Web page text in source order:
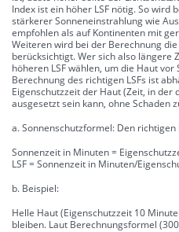
Index ist ein höher LSF nötig. So wird
stärkerer Sonneneinstrahlung wie
empfohlen als auf Kontinenten mit
Weiteren wird bei der Berechnung
berücksichtigt. Wer sich also längere
höheren LSF wählen, um die Haut
Berechnung des richtigen LSFs ist
Eigenschutzzeit der Haut (Zeit, in der
ausgesetzt sein kann, ohne Schaden
a. Sonnenschutzformel: Den
Sonnenzeit in Minuten =
LSF = Sonnenzeit in Minuten/
b. Beispiel:
Helle Haut (Eigenschutzzeit 10
bleiben. Laut Berechnungsformel